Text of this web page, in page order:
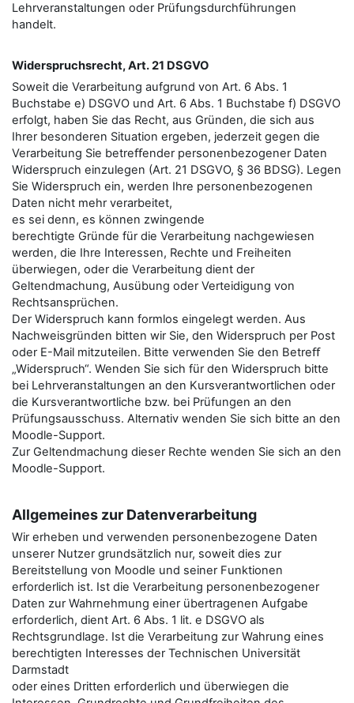
Lehrveranstaltungen oder Prüfungsdurchführungen
handelt.
Widerspruchsrecht, Art. 21 DSGVO
Soweit die Verarbeitung aufgrund von Art. 6 Abs. 1
Buchstabe e) DSGVO und Art. 6 Abs. 1 Buchstabe f) DSGVO
erfolgt, haben Sie das Recht, aus Gründen, die sich aus
Ihrer besonderen Situation ergeben, jederzeit gegen die
Verarbeitung Sie betreﬀender personenbezogener Daten
Widerspruch einzulegen (Art. 21 DSGVO, § 36 BDSG). Legen
Sie Widerspruch ein, werden Ihre personenbezogenen
Daten nicht mehr verarbeitet,
es sei denn, es können zwingende
berechtigte Gründe für die Verarbeitung nachgewiesen
werden, die Ihre Interessen, Rechte und Freiheiten
überwiegen, oder die Verarbeitung dient der
Geltendmachung, Ausübung oder Verteidigung von
Rechtsansprüchen.
Der Widerspruch kann formlos eingelegt werden. Aus
Nachweisgründen bitten wir Sie, den Widerspruch per Post
oder E-Mail mitzuteilen. Bitte verwenden Sie den Betreﬀ
„Widerspruch“. Wenden Sie sich für den Widerspruch bitte
bei Lehrveranstaltungen an den Kursverantwortlichen oder
die Kursverantwortliche bzw. bei Prüfungen an den
Prüfungsausschuss. Alternativ wenden Sie sich bitte an den
Moodle-Support.
Zur Geltendmachung dieser Rechte wenden Sie sich an den
Moodle-Support.
Allgemeines zur Datenverarbeitung
Wir erheben und verwenden personenbezogene Daten
unserer Nutzer grundsätzlich nur, soweit dies zur
Bereitstellung von Moodle und seiner Funktionen
erforderlich ist. Ist die Verarbeitung personenbezogener
Daten zur Wahrnehmung einer übertragenen Aufgabe
erforderlich, dient Art. 6 Abs. 1 lit. e DSGVO als
Rechtsgrundlage. Ist die Verarbeitung zur Wahrung eines
berechtigten Interesses der Technischen Universität
Darmstadt
oder eines Dritten erforderlich und überwiegen die